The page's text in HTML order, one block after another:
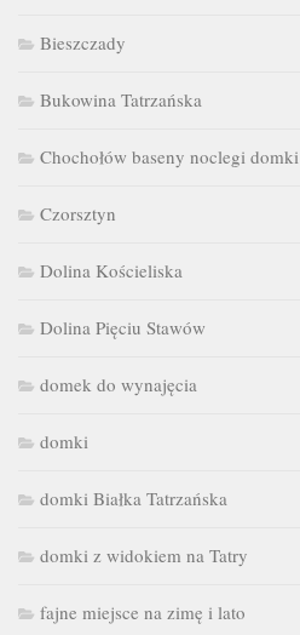
Bieszczady
Bukowina Tatrzańska
Chochołów baseny noclegi domki
Czorsztyn
Dolina Kościeliska
Dolina Pięciu Stawów
domek do wynajęcia
domki
domki Białka Tatrzańska
domki z widokiem na Tatry
fajne miejsce na zimę i lato